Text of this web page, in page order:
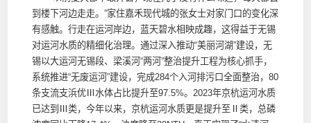
到楼下河边走走。”家住嘉禾现代城的张女士对家门口的变化深
有感触。行走在运河岸边，蓝天碧水相映成趣，这得益于无锡
对运河水质的精细化治理。通过深入推动“美丽河湖”建设，无
锡以大运河无锡段、梁溪河“两河”整治提升工程为核心抓手，
系统推进“无废运河”建设，完成284个入河排污口全面整治，80
条支流支浜优Ⅲ水体占比提升至97.5%。2023年京杭运河水质
已达到Ⅲ类，今年以来，京杭运河水质更是提升至Ⅱ类，总磷